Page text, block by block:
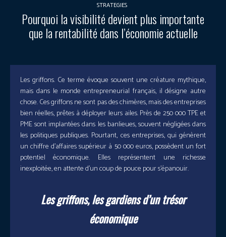
STRATEGIES
Pourquoi la visibilité devient plus importante
que la rentabilité dans l’économie actuelle
Les griffons. Ce terme évoque souvent une créature mythique,
mais dans le monde entrepreneurial français, il désigne autre
chose. Ces griffons ne sont pas des chimères, mais des entreprises
bien réelles, prêtes à déployer leurs ailes. Près de 250 000 TPE et
PME sont implantées dans les banlieues, souvent négligées dans
les politiques publiques. Pourtant, ces entreprises, qui génèrent
un chiffre d’affaires supérieur à 50 000 euros, possèdent un fort
potentiel économique. Elles représentent une richesse
inexploitée, en attente d’un coup de pouce pour s’épanouir.
Les griffons, les gardiens d’un trésor
économique